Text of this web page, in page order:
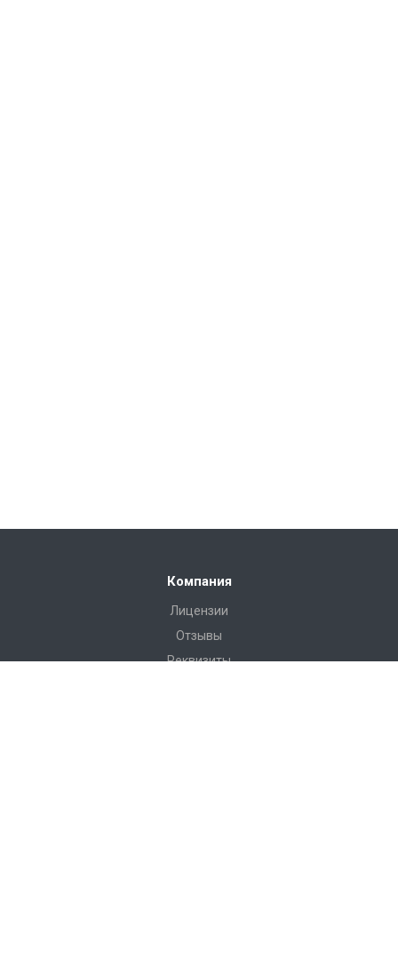
Компания
Лицензии
Отзывы
Реквизиты